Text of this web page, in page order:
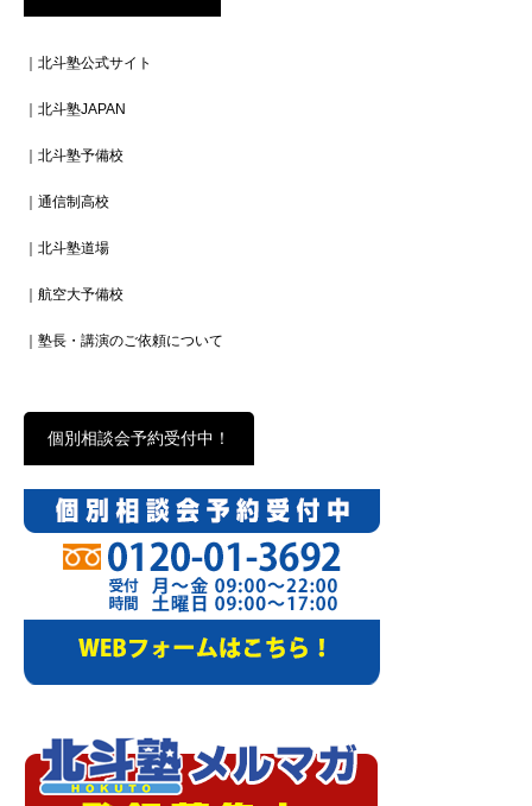
｜北斗塾公式サイト
｜北斗塾JAPAN
｜北斗塾予備校
｜通信制高校
｜北斗塾道場
｜航空大予備校
｜塾長・講演のご依頼について
個別相談会予約受付中！